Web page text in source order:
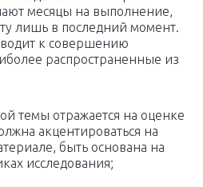
месяцы на выполнение,
лишь в последний момент.
к совершению
распространенные из
темы отражается на оценке
акцентироваться на
быть основана на
исследования;